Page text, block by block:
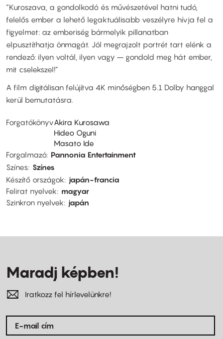
“Kuroszava, a gondolkodó és művészetével hatni tudó,
felelős ember a lehető legaktuálisabb veszélyre hívja fel a
figyelmet: az emberiség bármelyik pillanatban
elpusztíthatja önmagát. Jól megrajzolt portrét tart elénk a
rendező: ilyen voltál, ilyen vagy – gondold meg hát ember,
mit cselekszel!”
A film digitálisan felújítva 4K minőségben 5.1 Dolby hanggal
kerül bemutatásra.
ForgatókönyvAkira Kurosawa
Hideo Oguni
Masato Ide
Forgalmazó Pannonia Entertainment
Színes Színes
Készítő országok
japán-francia
Felirat nyelvek
magyar
Szinkron nyelvek
japán
Maradj képben!
Iratkozz fel hírlevelünkre!